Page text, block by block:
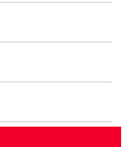
Das auf unseren
Etwaige